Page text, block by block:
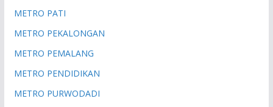
METRO PATI
METRO PEKALONGAN
METRO PEMALANG
METRO PENDIDIKAN
METRO PURWODADI